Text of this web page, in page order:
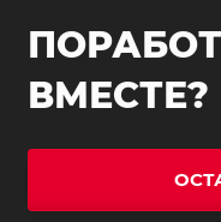
ВМЕСТЕ?